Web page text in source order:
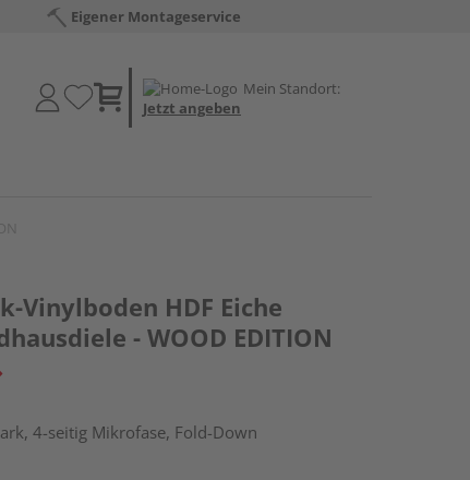
Eigener Montageservice
Mein Standort:
Jetzt angeben
Vinylboden HDF Eiche
- WOOD EDITION
4-seitig Mikrofase, Fold-Down